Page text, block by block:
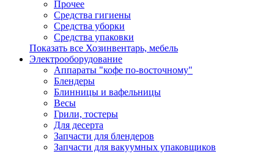
Прочее
Средства гигиены
Средства уборки
Средства упаковки
Показать все Хозинвентарь, мебель
Электрооборудование
Аппараты "кофе по-восточному"
Блендеры
Блинницы и вафельницы
Весы
Грили, тостеры
Для десерта
Запчасти для блендеров
Запчасти для вакуумных упаковщиков